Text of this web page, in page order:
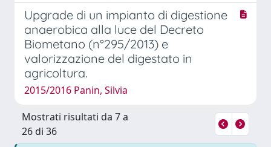
Upgrade di un impianto di digestione
anaerobica alla luce del Decreto
Biometano (n°295/2013) e
valorizzazione del digestato in
agricoltura.
2015/2016 Panin, Silvia
Mostrati risultati da 7 a
26 di 36